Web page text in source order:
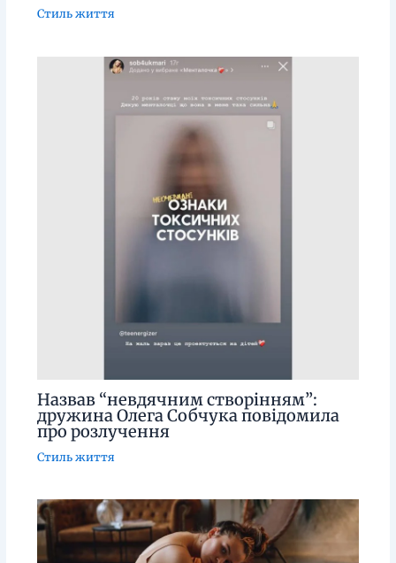
Стиль життя
Назвав “невдячним створінням”:
дружина Олега Собчука повідомила
про розлучення
Стиль життя